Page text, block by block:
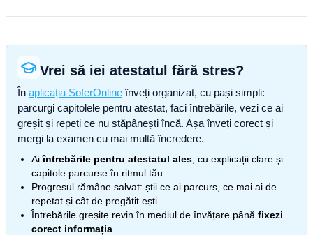
Vrei să iei atestatul fără stres?
În aplicația SoferOnline înveți organizat, cu pași simpli:
parcurgi capitolele pentru atestat, faci întrebările, vezi ce ai
greșit și repeți ce nu stăpânești încă. Așa înveți corect și
mergi la examen cu mai multă încredere.
Aiîntrebările pentru atestatul ales , cu explicații clare și
capitole parcurse în ritmul tău.
Progresul rămâne salvat: știi ce ai parcurs, ce mai ai de
repetat și cât de pregătit ești.
Întrebările greșite revin în mediul de învățare până fixezi
corect informația